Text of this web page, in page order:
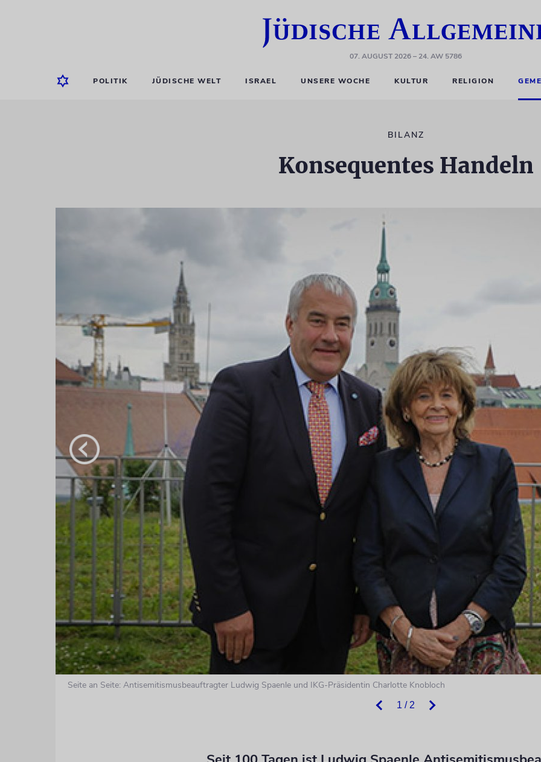
07. AUGUST 2026– 24. AW 5786
POLITIK JÜDISCHE WELT ISRAEL UNSERE WOCHE KULTUR RELIGION
BILANZ
Konsequentes Handeln
1 / 2
Seite an Seite: Antisemitismusbeauftragter Ludwig Spaenle und IKG-Präsidentin Charlotte Knobloch